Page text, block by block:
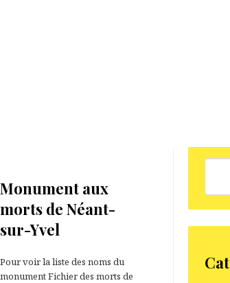
Monument aux
morts de Néant-
sur-Yvel
Pour voir la liste des noms du
monument Fichier des morts de